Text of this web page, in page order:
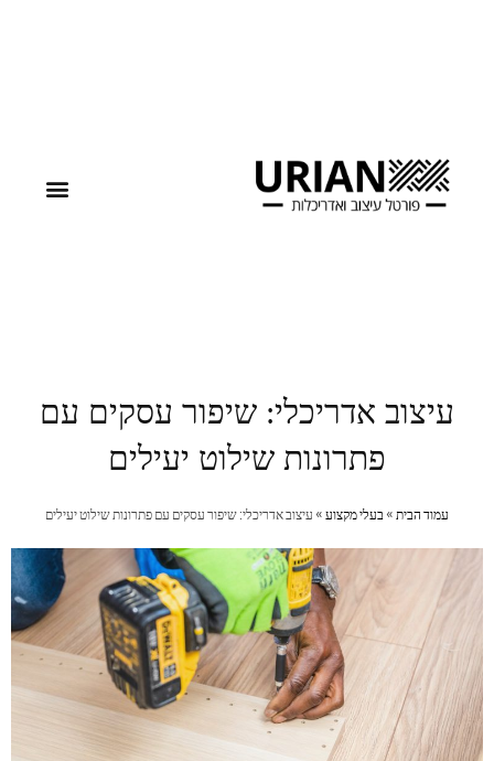
עיצוב אדריכלי: שיפור עסקים עם
פתרונות שילוט יעילים
עמוד הבית » בעלי מקצוע » עיצוב אדריכלי: שיפור עסקים עם פתרונות שילוט יעילים